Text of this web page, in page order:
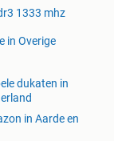
1333 mhz
in Overige
dukaten in
in Aarde en